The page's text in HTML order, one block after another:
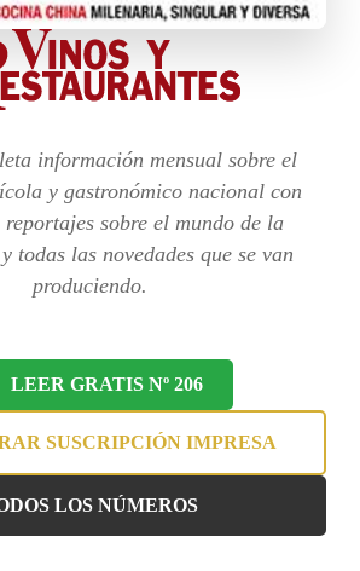
información mensual sobre el
y gastronómico nacional con
reportajes sobre el mundo de la
todas las novedades que se van
produciendo.
LEER GRATIS Nº 206
SUSCRIPCIÓN IMPRESA
LOS NÚMEROS